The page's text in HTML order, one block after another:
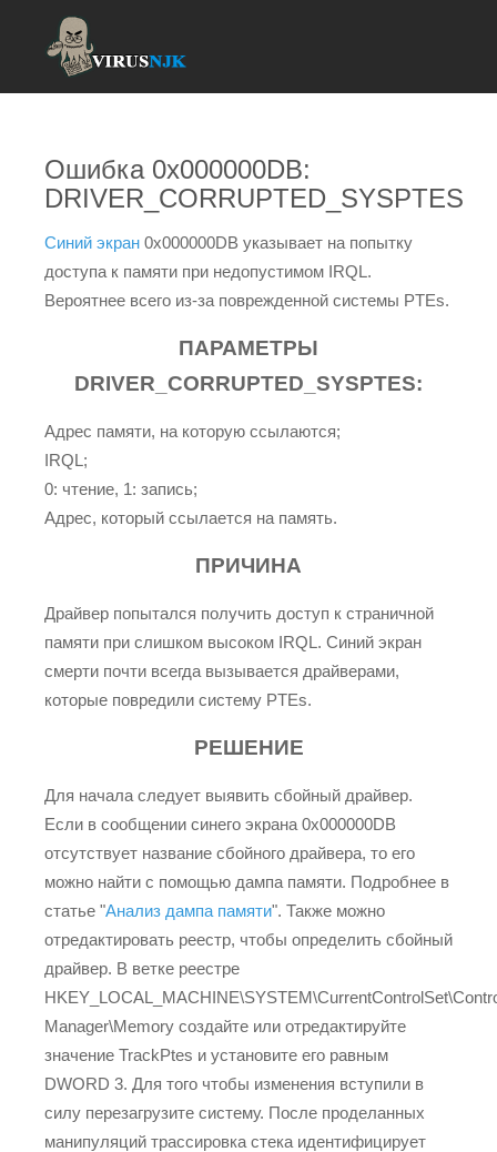
Ошибка 0x000000DB:
DRIVER_CORRUPTED_SYSPTES
Синий экран 0x000000DB указывает на попытку
доступа к памяти при недопустимом IRQL.
Вероятнее всего из-за поврежденной системы PTEs.
ПАРАМЕТРЫ
DRIVER_CORRUPTED_SYSPTES:
Адрес памяти, на которую ссылаются;
IRQL;
0: чтение, 1: запись;
Адрес, который ссылается на память.
ПРИЧИНА
Драйвер попытался получить доступ к страничной
памяти при слишком высоком IRQL. Синий экран
смерти почти всегда вызывается драйверами,
которые повредили систему PTEs.
РЕШЕНИЕ
Для начала следует выявить сбойный драйвер.
Если в сообщении синего экрана 0x000000DB
отсутствует название сбойного драйвера, то его
можно найти с помощью дампа памяти. Подробнее в
статье "Анализ дампа памяти". Также можно
отредактировать реестр, чтобы определить сбойный
драйвер. В ветке реестре
Manager\Memory создайте или отредактируйте
значение TrackPtes и установите его равным
DWORD 3. Для того чтобы изменения вступили в
силу перезагрузите систему. После проделанных
манипуляций трассировка стека идентифицирует